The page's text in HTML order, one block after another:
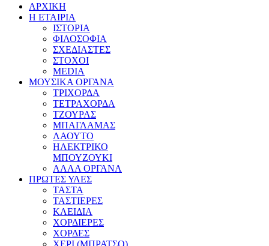
ΑΡΧΙΚΗ
Η ΕΤΑΙΡΙΑ
ΙΣΤΟΡΙΑ
ΦΙΛΟΣΟΦΙΑ
ΣΧΕΔΙΑΣΤΕΣ
ΣΤΟΧΟΙ
MEDIA
ΜΟΥΣΙΚΑ ΟΡΓΑΝΑ
ΤΡΙΧΟΡΔΑ
ΤΕΤΡΑΧΟΡΔΑ
ΤΖΟΥΡΑΣ
ΜΠΑΓΛΑΜΑΣ
ΛΑΟΥΤΟ
ΗΛΕΚΤΡΙΚΟ
ΜΠΟΥΖΟΥΚΙ
ΑΛΛΑ ΟΡΓΑΝΑ
ΠΡΩΤΕΣ ΥΛΕΣ
ΤΑΣΤΑ
ΤΑΣΤΙΕΡΕΣ
ΚΛΕΙΔΙΑ
ΧΟΡΔΙΕΡΕΣ
ΧΟΡΔΕΣ
ΧΕΡΙ (ΜΠΡΑΤΣΟ)